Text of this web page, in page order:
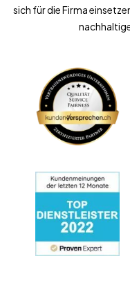
sich für die Firma